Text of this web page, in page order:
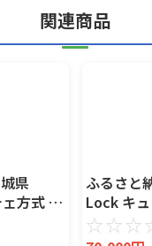
関連商品
県
方式 1
庫さん
ふるさと
Lock キ
マートフ
る スマー
☆☆☆